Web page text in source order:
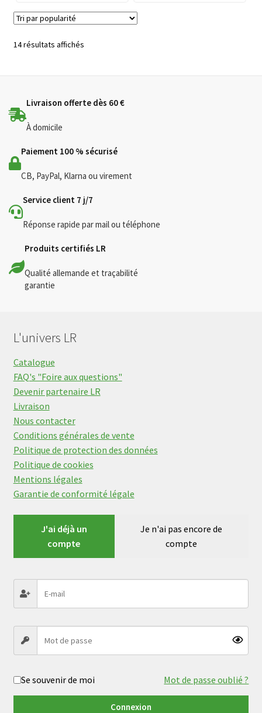
14 résultats affichésTrié
Livraison offerte dès 60 €
À domicile
Paiement 100 % sécurisé
CB, PayPal, Klarna ou virement
Service client 7 j/7
Réponse rapide par mail ou téléphone
Produits certifiés LR
Qualité allemande et traçabilité
garantie
L'univers LR
Catalogue
FAQ's "Foire aux questions"
Devenir partenaire LR
Livraison
Nous contacter
Conditions générales de vente
Politique de protection des données
Politique de cookies
Mentions légales
Garantie de conformité légale
J'ai déjà un
compte
Je n'ai pas encore de
compte
Se souvenir de moi Mot de passe oublié ?
Connexion